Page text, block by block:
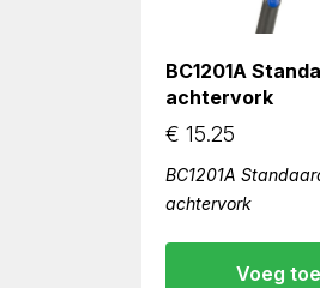
BC1201A
achtervork
€ 15.25
BC1201A
achtervork
Voeg toe